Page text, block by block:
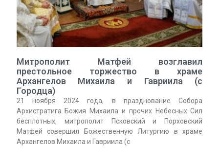
Митрополит Матфей возглавил
престольное торжество в храме
Архангелов Михаила и Гавриила (с
Городца)
21 ноября 2024 года, в празднование Собора
Архистратига Божия Михаила и прочих Небесных Сил
бесплотных, митрополит Псковский и Порховский
Матфей совершил Божественную Литургию в храме
Архангелов Михаила и Гавриила (с